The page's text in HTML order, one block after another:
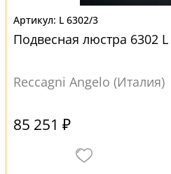
L 6302/3
Подвесная люстра 6302
Reccagni Angelo (Италия)
85 251 ₽